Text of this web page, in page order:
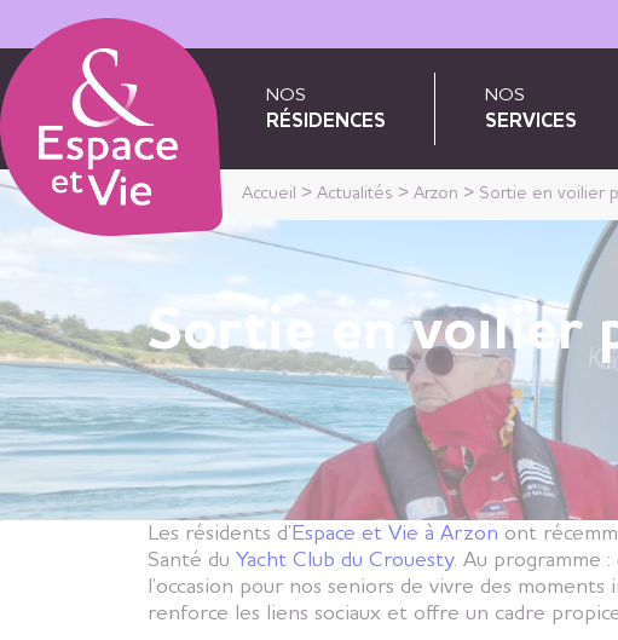
NOS
RÉSIDENCES
NOS
SERVICES
Accueil > Actualités > Arzon > Sortie en voilier
Sortie en voilier
Les résidents d’ Espace et Vie à Arzon ont
Santé du Yacht Club du Crouesty. Au programme
l’occasion pour nos seniors de vivre des
renforce les liens sociaux et offre un cadre